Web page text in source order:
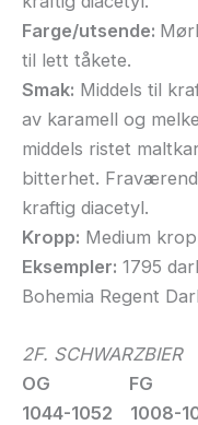
Farge/utsende:
til lett tåkete.
Smak: Middels til
av karamell og
middels ristet
bitterhet.
kraftig diacetyl.
Kropp: Medium
Eksempler: 1795
Bohemia Regent
2F. SCHWARZBIER
OG FG
1044-1052 1008-